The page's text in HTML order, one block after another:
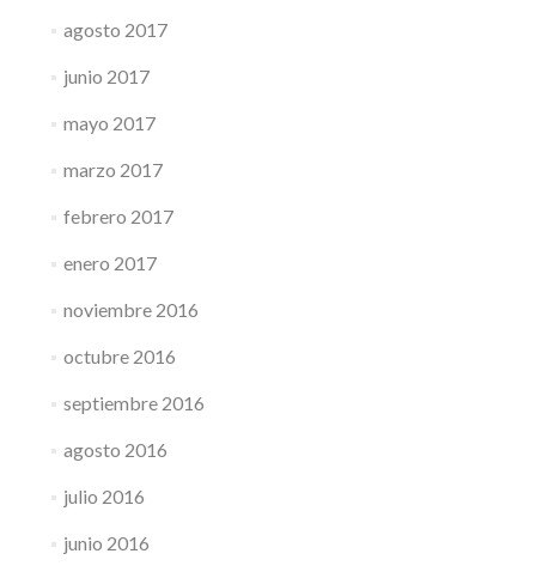
agosto 2017
junio 2017
mayo 2017
marzo 2017
febrero 2017
enero 2017
noviembre 2016
octubre 2016
septiembre 2016
agosto 2016
julio 2016
junio 2016